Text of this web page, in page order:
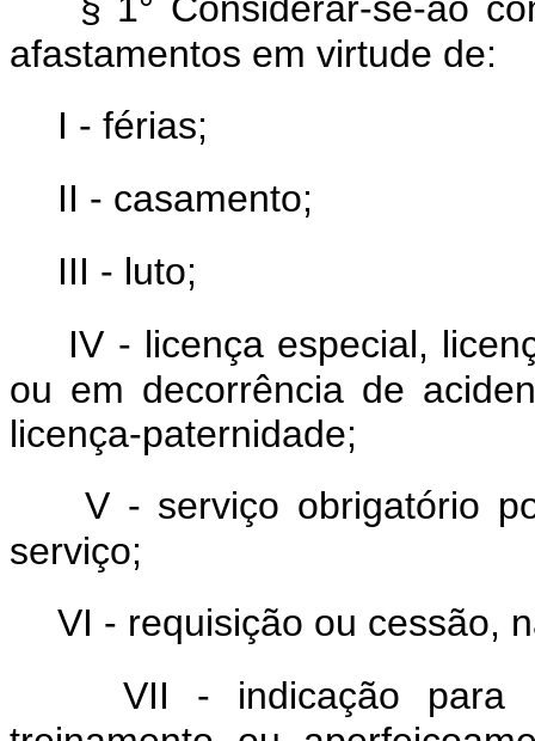
afastamentos em virtude de:
I - férias;
II - casamento;
III - luto;
IV - licença especial,
ou em decorrência de
licença-paternidade;
V - serviço obrigatório
serviço;
VI - requisição ou cessão,
VII - indicação para